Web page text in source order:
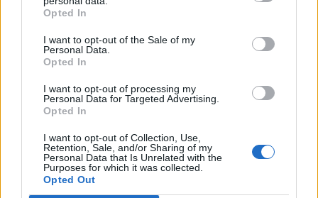
Opted In
I want to opt-out of the Sale of my
Personal Data.
Opted In
I want to opt-out of processing my
Personal Data for Targeted Advertising.
Opted In
I want to opt-out of Collection, Use,
Retention, Sale, and/or Sharing of my
Personal Data that Is Unrelated with the
Purposes for which it was collected.
Opted Out
SHARE:
μυρωδικά
Τάρτα με σύκα, προσούτο και γκοργκοντζόλα
Καλή απόλαυση!